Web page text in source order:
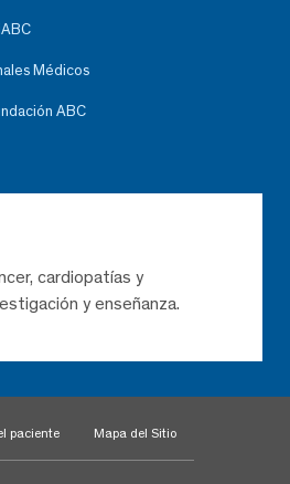
Médicos
ABC
cardiopatías y
y enseñanza.
paciente Mapa del Sitio